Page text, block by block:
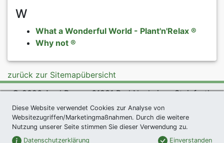
W
What a Wonderful World - Plant'n'Relax ®
Why not ®
zurück zur Sitemapübersicht
© 2026 Agel Rosen, 61231 Bad Nauheim - Steinfurth
exklusives Präsent *|Agel Rosen Wiki
Datenschutzerklärung|Impressum|Links|Sitemap
Newsletter
Diese Website verwendet Cookies zur Analyse von
Websitezugriffen/Marketingmaßnahmen. Durch die weitere
Nutzung unserer Seite stimmen Sie dieser Verwendung zu.
Datenschutzerklärung
Einverstanden